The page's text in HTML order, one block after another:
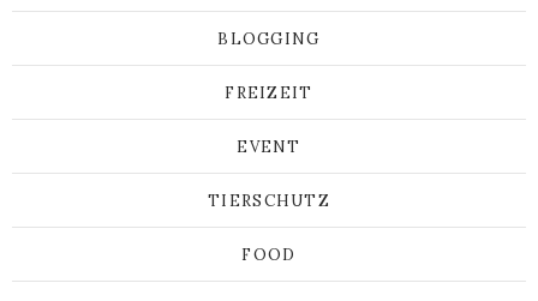
BLOGGING
FREIZEIT
EVENT
TIERSCHUTZ
FOOD